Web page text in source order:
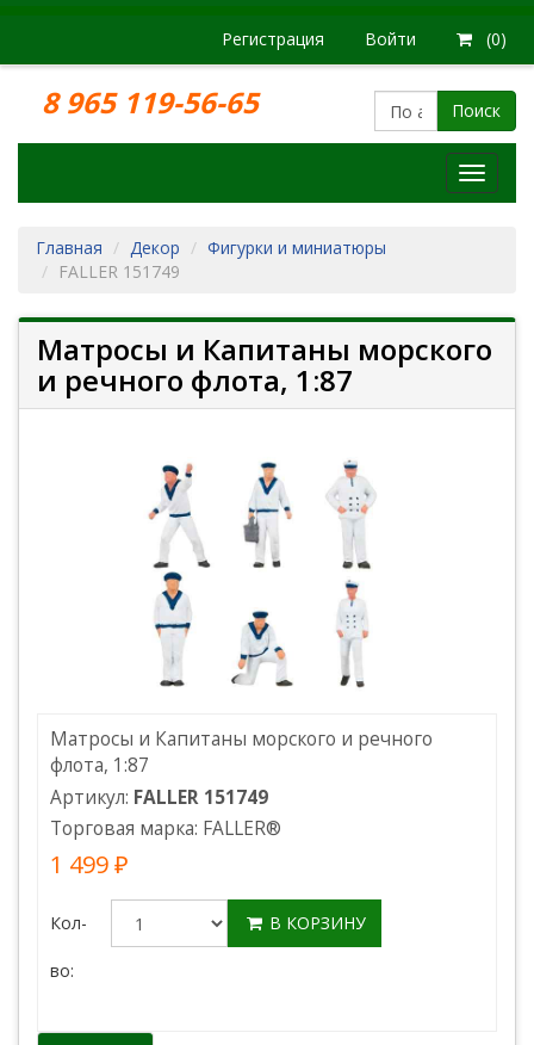
Регистрация Войти (0)
8 965 119-56-65 Поиск
Модели
Главная
Декор
Фигурки и миниатюры
FALLER 151749
Матросы и Капитаны морского
и речного флота, 1:87
Матросы и Капитаны морского и речного
флота, 1:87
Артикул: FALLER 151749
Торговая марка: FALLER®
1 499 ₽
Кол-
во:
В КОРЗИНУ